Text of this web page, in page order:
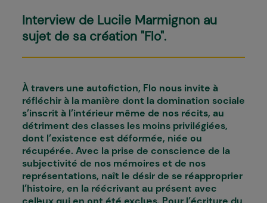
Interview de Lucile Marmignon au
sujet de sa création "Flo".
À travers une autofiction, Flo nous invite à
réfléchir à la manière dont la domination sociale
s’inscrit à l’intérieur même de nos récits, au
détriment des classes les moins privilégiées,
dont l’existence est déformée, niée ou
récupérée. Avec la prise de conscience de la
subjectivité de nos mémoires et de nos
représentations, naît le désir de se réapproprier
l’histoire, en la réécrivant au présent avec